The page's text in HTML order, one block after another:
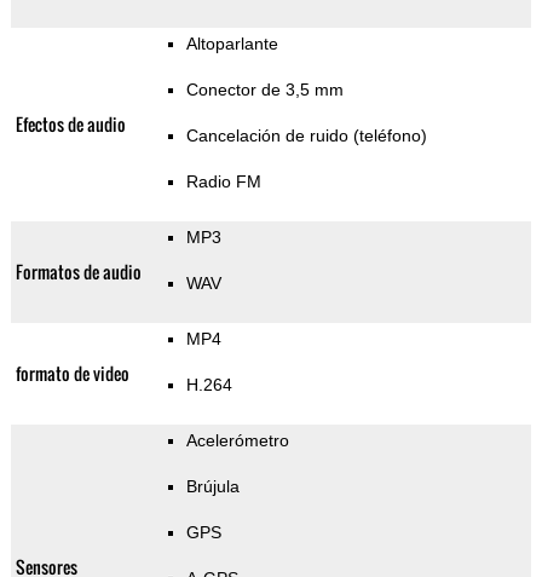
Efectos de audio
Altoparlante
Conector de 3,5 mm
Cancelación de ruido (teléfono)
Radio FM
Formatos de audio
MP3
WAV
formato de video
MP4
H.264
Sensores
Acelerómetro
Brújula
GPS